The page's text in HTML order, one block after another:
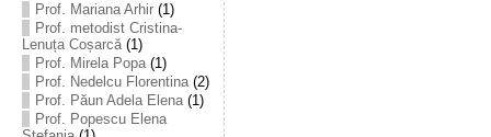
Prof. Mariana Arhir(1)
Prof. metodist Cristina-
Lenuța Coșarcă(1)
Prof. Mirela Popa(1)
Prof. Nedelcu Florentina(2)
Prof. Păun Adela Elena(1)
Prof. Popescu Elena